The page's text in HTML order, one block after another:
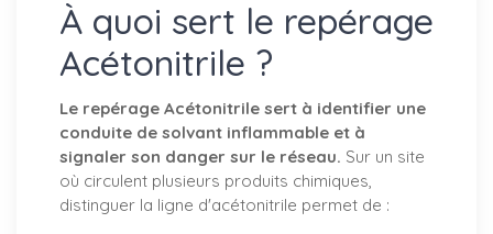
À quoi sert le repérage
Acétonitrile ?
Le repérage Acétonitrile sert à identifier une
conduite de solvant inflammable et à
signaler son danger sur le réseau. Sur un site
où circulent plusieurs produits chimiques,
distinguer la ligne d'acétonitrile permet de :